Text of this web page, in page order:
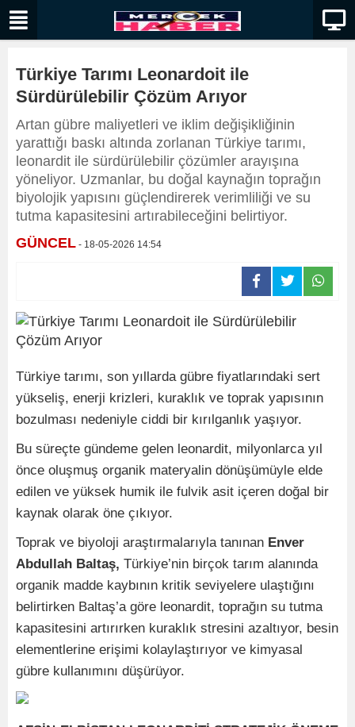
Türkiye Tarımı Leonardoit ile
Sürdürülebilir Çözüm Arıyor
Artan gübre maliyetleri ve iklim değişikliğinin
yarattığı baskı altında zorlanan Türkiye tarımı,
leonardit ile sürdürülebilir çözümler arayışına
yöneliyor. Uzmanlar, bu doğal kaynağın toprağın
biyolojik yapısını güçlendirerek verimliliği ve su
tutma kapasitesini artırabileceğini belirtiyor.
GÜNCEL - 18-05-2026 14:54
Türkiye tarımı, son yıllarda gübre fiyatlarındaki sert
yükseliş, enerji krizleri, kuraklık ve toprak yapısının
bozulması nedeniyle ciddi bir kırılganlık yaşıyor.
Bu süreçte gündeme gelen leonardit, milyonlarca yıl
önce oluşmuş organik materyalin dönüşümüyle elde
edilen ve yüksek humik ile fulvik asit içeren doğal bir
kaynak olarak öne çıkıyor.
Toprak ve biyoloji araştırmalarıyla tanınan Enver
Abdullah Baltaş, Türkiye’nin birçok tarım alanında
organik madde kaybının kritik seviyelere ulaştığını
belirtirken Baltaş’a göre leonardit, toprağın su tutma
kapasitesini artırırken kuraklık stresini azaltıyor, besin
elementlerine erişimi kolaylaştırıyor ve kimyasal
gübre kullanımını düşürüyor.